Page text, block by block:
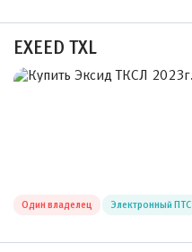
EXEED TXL
Один владелец Электронный ПТС